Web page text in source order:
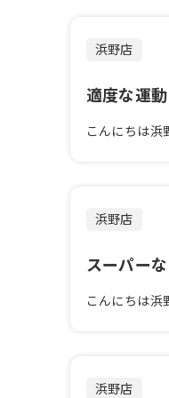
浜野店
適度な運
浜野店
スーパー
浜野店